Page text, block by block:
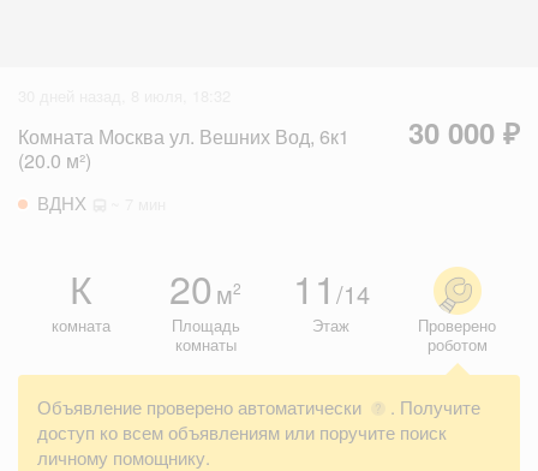
Комната Москва ул. Вешних Вод, 6к1
(20.0 м²)
30 000 ₽
ВДНХ
К
комната
20 м2
Площадь
комнаты
11 /14
Этаж
Проверено
роботом
Объявление проверено автоматически ?
. Получите
доступ ко всем объявлениям или поручите поиск
личному помощнику.